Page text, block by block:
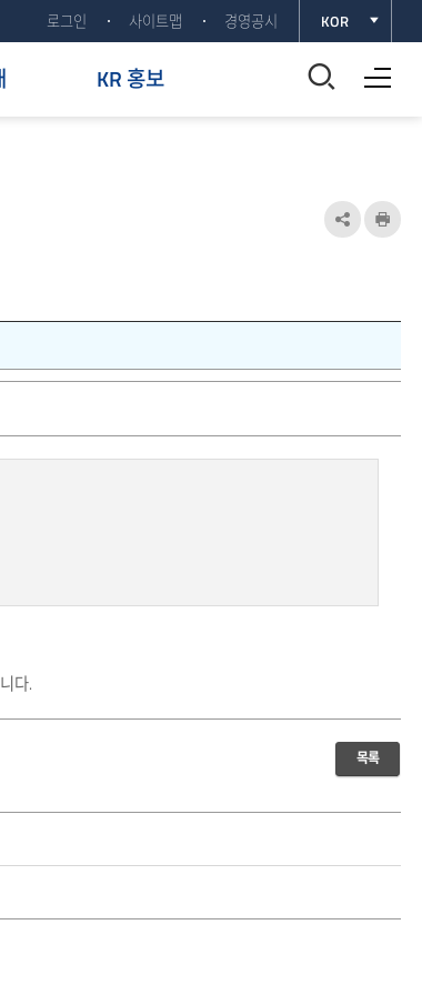
로그인 사이트맵 경영공시 KOR
KR 홍보
통
색
열
기
전체메뉴 열기
공
열
인
다.
목록